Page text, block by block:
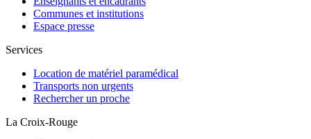
Communes et institutions
Espace presse
Services
Location de matériel paramédical
Transports non urgents
Rechercher un proche
La Croix-Rouge